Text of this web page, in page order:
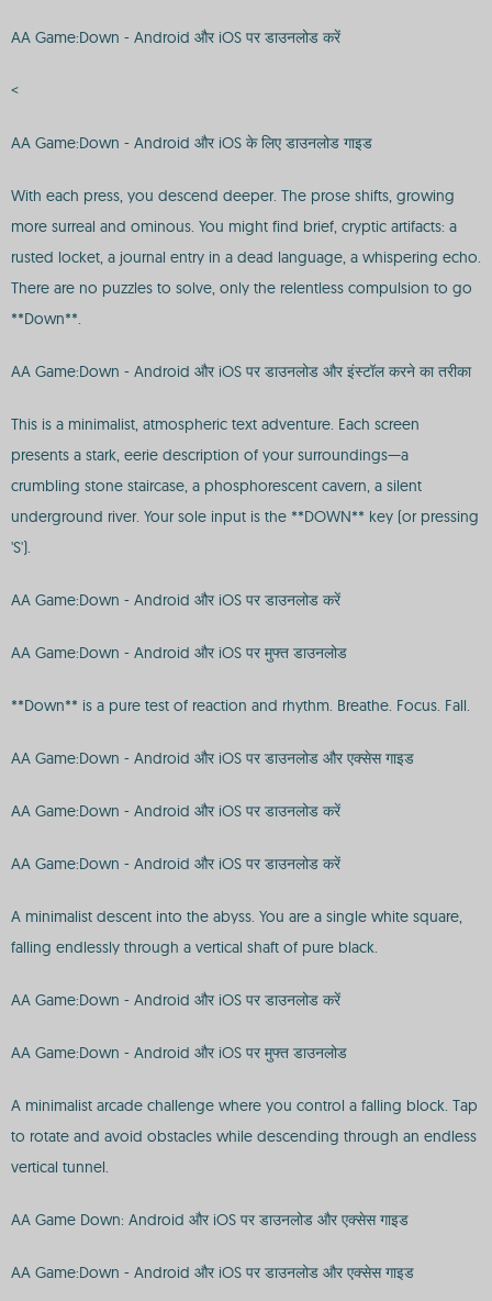
AA Game:Down - Android और iOS पर डाउनलोड करें
<
AA Game:Down - Android और iOS के लिए डाउनलोड गाइड
With each press, you descend deeper. The prose shifts, growing
more surreal and ominous. You might find brief, cryptic artifacts: a
rusted locket, a journal entry in a dead language, a whispering echo.
There are no puzzles to solve, only the relentless compulsion to go
**Down**.
AA Game:Down - Android और iOS पर डाउनलोड और इंस्टॉल करने का तरीका
This is a minimalist, atmospheric text adventure. Each screen
presents a stark, eerie description of your surroundings—a
crumbling stone staircase, a phosphorescent cavern, a silent
underground river. Your sole input is the **DOWN** key (or pressing
'S').
AA Game:Down - Android और iOS पर डाउनलोड करें
AA Game:Down - Android और iOS पर मुफ्त डाउनलोड
**Down** is a pure test of reaction and rhythm. Breathe. Focus. Fall.
AA Game:Down - Android और iOS पर डाउनलोड और एक्सेस गाइड
AA Game:Down - Android और iOS पर डाउनलोड करें
AA Game:Down - Android और iOS पर डाउनलोड करें
A minimalist descent into the abyss. You are a single white square,
falling endlessly through a vertical shaft of pure black.
AA Game:Down - Android और iOS पर डाउनलोड करें
AA Game:Down - Android और iOS पर मुफ्त डाउनलोड
A minimalist arcade challenge where you control a falling block. Tap
to rotate and avoid obstacles while descending through an endless
vertical tunnel.
AA Game Down: Android और iOS पर डाउनलोड और एक्सेस गाइड
AA Game:Down - Android और iOS पर डाउनलोड और एक्सेस गाइड